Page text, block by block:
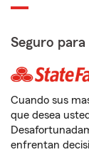
Seguro
Cuando sus
que desea
enfrentan